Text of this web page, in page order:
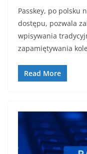
Passkey, po polsku
dostępu, pozwala
wpisywania
zapamiętywania
Read More